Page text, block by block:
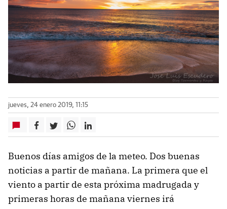
jueves, 24 enero 2019, 11:15
Buenos días amigos de la meteo. Dos buenas
noticias a partir de mañana. La primera que el
viento a partir de esta próxima madrugada y
primeras horas de mañana viernes irá